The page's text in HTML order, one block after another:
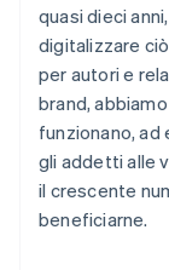
quasi dieci
digitalizzare
per autori e
brand,
funzionano, ad
gli addetti alle
il crescente
beneficiarne.